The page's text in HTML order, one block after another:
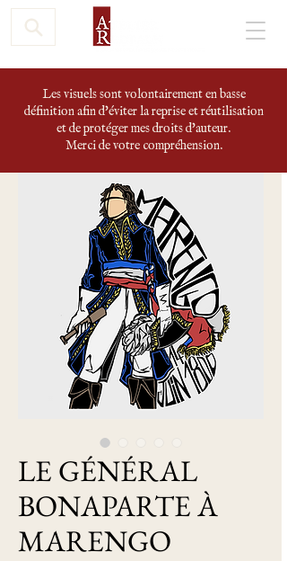
Les visuels sont volontairement en basse
définition afin d'éviter la reprise et réutilisation
et de protéger mes droits d'auteur.
Merci de votre compréhension.
LE GÉNÉRAL
BONAPARTE À
MARENGO